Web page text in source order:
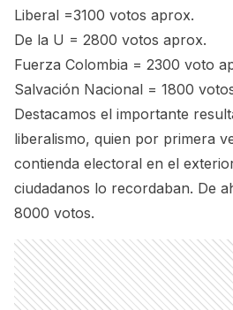
Liberal =3100 votos aprox.
De la U = 2800 votos aprox.
Fuerza Colombia = 2300 voto
Salvación Nacional = 1800
Destacamos el importante
liberalismo, quien por primera
contienda electoral en el
ciudadanos lo recordaban. De
8000 votos.